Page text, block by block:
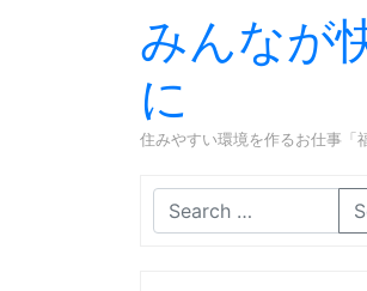
みんなが
に
住みやすい環境を作るお仕事「